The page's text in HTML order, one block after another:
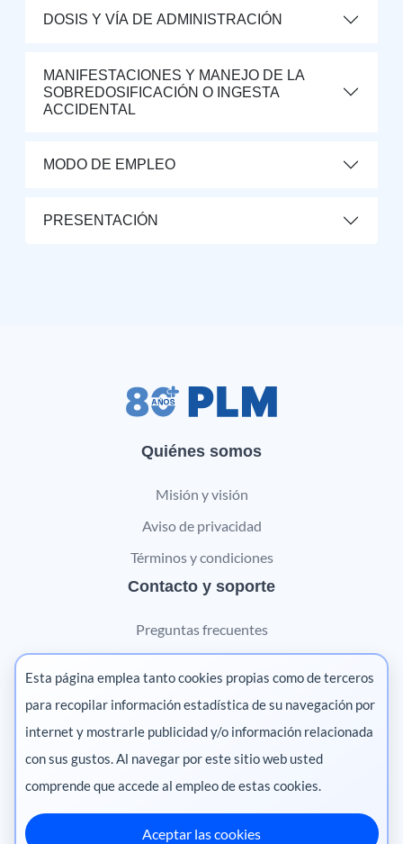
DOSIS Y VÍA DE ADMINISTRACIÓN
MANIFESTACIONES Y MANEJO DE LA
SOBREDOSIFICACIÓN O INGESTA
ACCIDENTAL
MODO DE EMPLEO
PRESENTACIÓN
Quiénes somos
Misión y visión
Aviso de privacidad
Términos y condiciones
Contacto y soporte
Preguntas frecuentes
Contáctanos
Marketing digital
Pharma
México ·
Esta página emplea tanto cookies propias como de terceros
para recopilar información estadística de su navegación por
internet y mostrarle publicidad y/o información relacionada
con sus gustos. Al navegar por este sitio web usted
comprende que accede al empleo de estas cookies.
Aceptar las cookies